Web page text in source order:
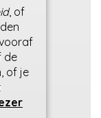
, of
de
of je